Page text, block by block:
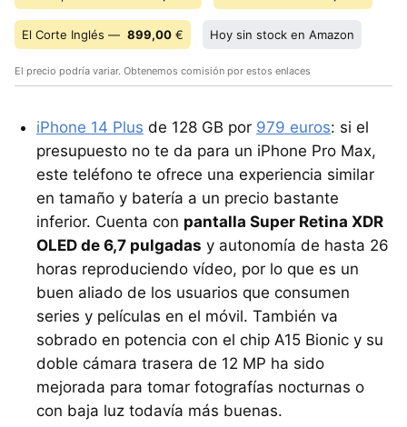
El Corte Inglés — 899,00 € Hoy sin stock en Amazon
El precio podría variar. Obtenemos comisión por estos enlaces
iPhone 14 Plus de 128 GB por 979 euros: si el
presupuesto no te da para un iPhone Pro Max,
este teléfono te ofrece una experiencia similar
en tamaño y batería a un precio bastante
inferior. Cuenta con pantalla Super Retina XDR
OLED de 6,7 pulgadas y autonomía de hasta 26
horas reproduciendo vídeo, por lo que es un
buen aliado de los usuarios que consumen
series y películas en el móvil. También va
sobrado en potencia con el chip A15 Bionic y su
doble cámara trasera de 12 MP ha sido
mejorada para tomar fotografías nocturnas o
con baja luz todavía más buenas.